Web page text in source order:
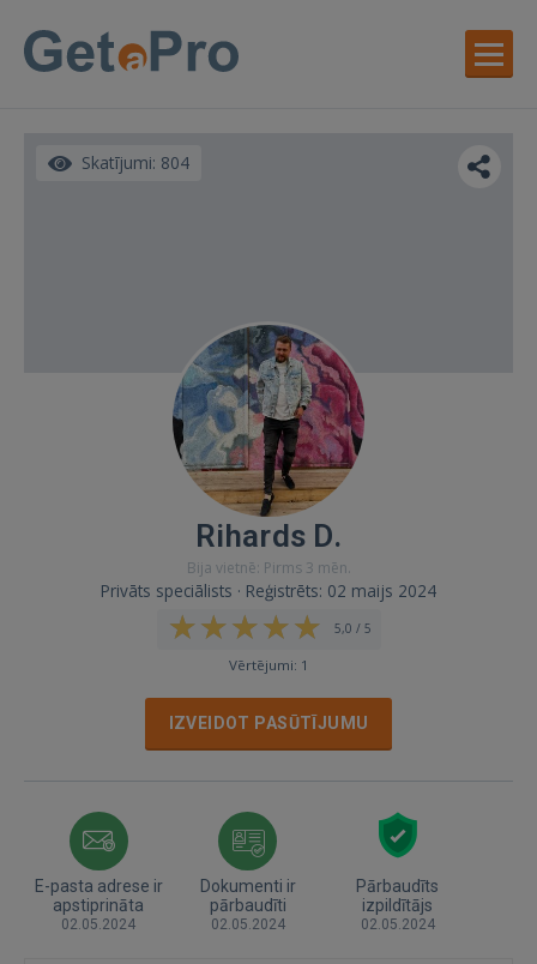
Skatījumi: 804
Rihards D.
Bija vietnē: Pirms 3 mēn.
Privāts speciālists · Reģistrēts: 02 maijs 2024
5,0 / 5
Vērtējumi: 1
IZVEIDOT PASŪTĪJUMU
E-pasta adrese ir
apstiprināta
02.05.2024
Dokumenti ir
pārbaudīti
02.05.2024
Pārbaudīts
izpildītājs
02.05.2024